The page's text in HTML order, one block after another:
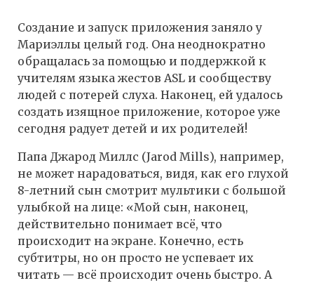
Создание и запуск приложения заняло у
Мариэллы целый год. Она неоднократно
обращалась за помощью и поддержкой к
учителям языка жестов ASL и сообществу
людей с потерей слуха. Наконец, ей удалось
создать изящное приложение, которое уже
сегодня радует детей и их родителей!
Папа Джарод Миллс (Jarod Mills), например,
не может нарадоваться, видя, как его глухой
8-летний сын смотрит мультики с большой
улыбкой на лице: «Мой сын, наконец,
действительно понимает всё, что
происходит на экране. Конечно, есть
субтитры, но он просто не успевает их
читать — всё происходит очень быстро. А